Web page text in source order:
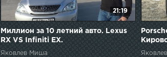
21:19
Миллион за 10 летний авто. Lexus
RX VS Infiniti EX.
Яковлев Миша